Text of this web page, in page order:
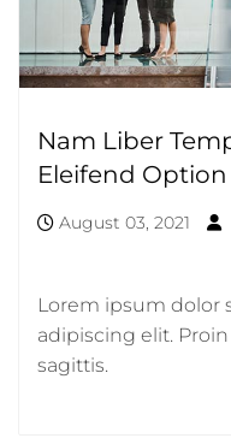
Nam Liber
Eleifend Option
August 03, 2021
Lorem ipsum dolor
adipiscing elit.
sagittis.